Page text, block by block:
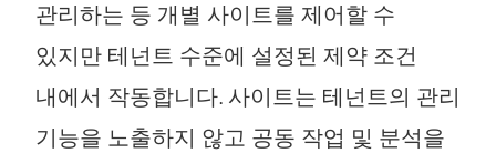
관리하는 등 개별 사이트를 제어할 수
있지만 테넌트 수준에 설정된 제약 조건
내에서 작동합니다. 사이트는 테넌트의 관리
기능을 노출하지 않고 공동 작업 및 분석을